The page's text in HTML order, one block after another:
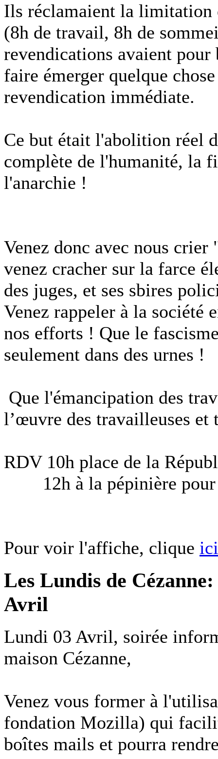
Ils réclamaient la limitation
(8h de travail, 8h de
revendications avaient
faire émerger quelque
revendication immédiate.
Ce but était l'abolition réel
complète de l'humanité, la
l'anarchie !
Venez donc avec nous
venez cracher sur la farce
des juges, et ses sbires
Venez rappeler à la société
nos efforts ! Que le
seulement dans des urnes !
Que l'émancipation des
l’œuvre des travailleuses
RDV 10h place de la
12h à la pépinière pour
Pour voir l'affiche, clique ici
Les Lundis de
Avril
Lundi 03 Avril, soirée
maison Cézanne,
Venez vous former à
fondation Mozilla) qui
boîtes mails et pourra